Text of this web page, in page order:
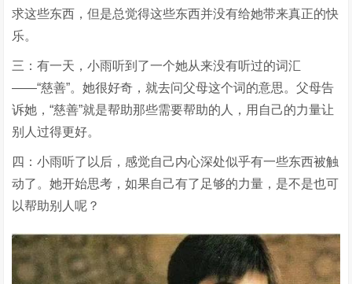
求这些东西，但是总觉得这些东西并没有给她带来真正的快
乐。
三：有一天，小雨听到了一个她从来没有听过的词汇
——“慈善”。她很好奇，就去问父母这个词的意思。父母告
诉她，“慈善”就是帮助那些需要帮助的人，用自己的力量让
别人过得更好。
四：小雨听了以后，感觉自己内心深处似乎有一些东西被触
动了。她开始思考，如果自己有了足够的力量，是不是也可
以帮助别人呢？